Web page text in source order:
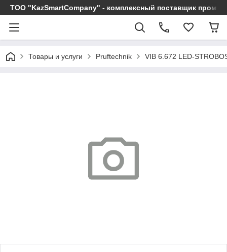
ТОО "KazSmartCompany" - комплексный поставщик
Товары и услуги Pruftechnik VIB 6.672 LED-